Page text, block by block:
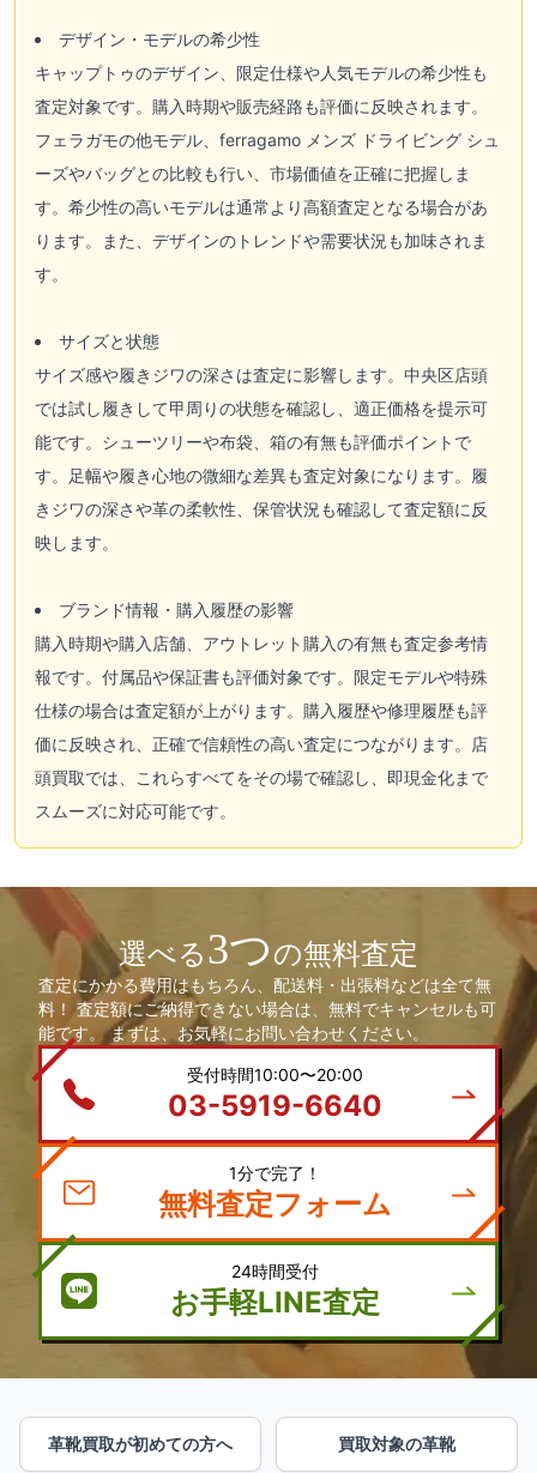
デザイン・モデルの希少性
キャップトゥのデザイン、限定仕様や人気モデルの希少性も
査定対象です。購入時期や販売経路も評価に反映されます。
フェラガモの他モデル、ferragamo メンズ ドライビング シュ
ーズやバッグとの比較も行い、市場価値を正確に把握しま
す。希少性の高いモデルは通常より高額査定となる場合があ
ります。また、デザインのトレンドや需要状況も加味されま
す。
サイズと状態
サイズ感や履きジワの深さは査定に影響します。中央区店頭
では試し履きして甲周りの状態を確認し、適正価格を提示可
能です。シューツリーや布袋、箱の有無も評価ポイントで
す。足幅や履き心地の微細な差異も査定対象になります。履
きジワの深さや革の柔軟性、保管状況も確認して査定額に反
映します。
ブランド情報・購入履歴の影響
購入時期や購入店舗、アウトレット購入の有無も査定参考情
報です。付属品や保証書も評価対象です。限定モデルや特殊
仕様の場合は査定額が上がります。購入履歴や修理履歴も評
価に反映され、正確で信頼性の高い査定につながります。店
頭買取では、これらすべてをその場で確認し、即現金化まで
スムーズに対応可能です。
選べる3つの無料査定
査定にかかる費用はもちろん、配送料・出張料などは全て無
料！ 査定額にご納得できない場合は、無料でキャンセルも可
能です。 まずは、お気軽にお問い合わせください。
受付時間10:00〜20:00
03-5919-6640
1分で完了！
無料査定フォーム
24時間受付
お手軽LINE査定
革靴買取が初めての方へ 買取対象の革靴